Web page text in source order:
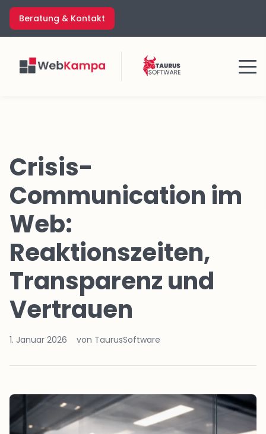
Zum
Inhalt
springen
Beratung & Kontakt
Menü
Crisis-
Communication im
Web:
Reaktionszeiten,
Transparenz und
Vertrauen
1. Januar 2026 von TaurusSoftware